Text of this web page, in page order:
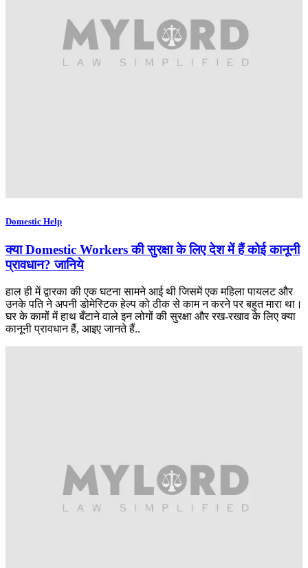
Domestic Help
क्या Domestic Workers की सुरक्षा के लिए देश में हैं कोई कानूनी
प्रावधान? जानिये
हाल ही में द्वारका की एक घटना सामने आई थी जिसमें एक महिला पायलट और
उनके पति ने अपनी डोमेस्टिक हेल्प को ठीक से काम न करने पर बहुत मारा था।
घर के कामों में हाथ बँटाने वाले इन लोगों की सुरक्षा और रख-रखाव के लिए क्या
कानूनी प्रावधान हैं, आइए जानते हैं..